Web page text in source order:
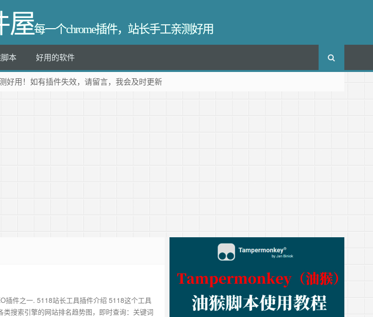
屋每一个chrome插件，站长手工亲测好用
本 好用的软件
好用！如有插件失效，请留言，我会及时更新
插件之一. 5118站长工具插件介绍 5118这个工具
搜索引擎的网站排名趋势图，即时查询：关键词